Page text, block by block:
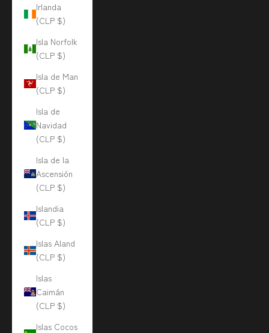
Irlanda
(CLP $)
Isla Norfolk
(CLP $)
Isla de Man
(CLP $)
Isla de
Navidad
(CLP $)
Isla de la
Ascensión
(CLP $)
Islandia
(CLP $)
Islas Aland
(CLP $)
Islas
Caimán
(CLP $)
Islas Cocos